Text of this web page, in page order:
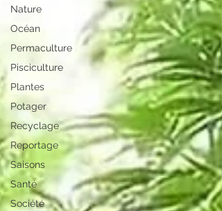
Nature
Océan
Permaculture
Pisciculture
Plantes
Potager
Recyclage
Reportage
Saisons
Santé
Société